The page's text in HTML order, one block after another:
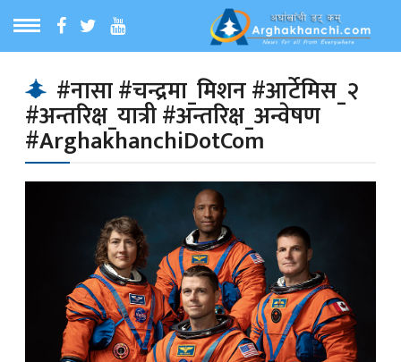
MENU
समाचार
#नासा #चन्द्रमा_मिशन #आर्टेमिस_२
#अन्तरिक्ष_यात्री #अन्तरिक्ष_अन्वेषण
#ArghakhanchiDotCom